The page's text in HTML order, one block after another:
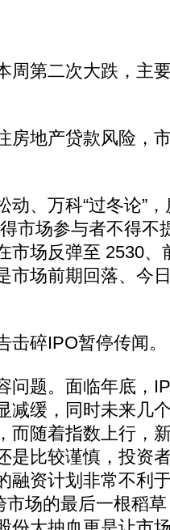
第二次大跌，主
地产贷款风险，
、万科“过冬论”，
市场参与者不得不
市场反弹至 2530、
市场前期回落、今
碎IPO暂停传闻。
题。面临年底，
减缓，同时未来几
而随着指数上行，
是比较谨慎，投资
融资计划非常不利
场的最后一根稻